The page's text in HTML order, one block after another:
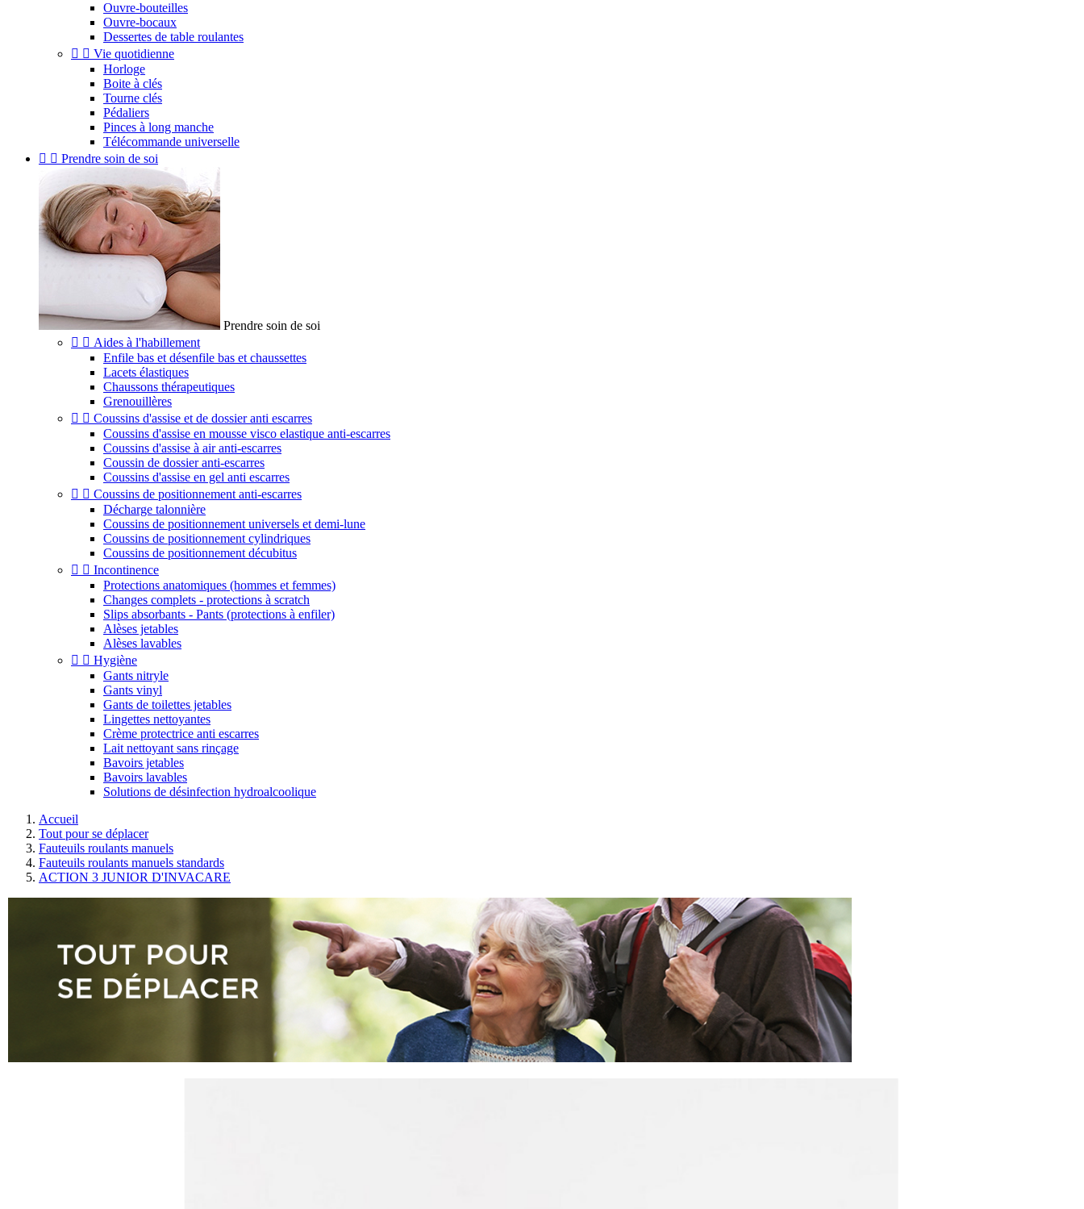
Ouvre-bouteilles
Ouvre-bocaux
Dessertes de table roulantes
  Vie quotidienne
Horloge
Boite à clés
Tourne clés
Pédaliers
Pinces à long manche
Télécommande universelle
  Prendre soin de soi
Prendre soin de soi
  Aides à l'habillement
Enfile bas et désenfile bas et chaussettes
Lacets élastiques
Chaussons thérapeutiques
Grenouillères
  Coussins d'assise et de dossier anti escarres
Coussins d'assise en mousse visco elastique anti-escarres
Coussins d'assise à air anti-escarres
Coussin de dossier anti-escarres
Coussins d'assise en gel anti escarres
  Coussins de positionnement anti-escarres
Décharge talonnière
Coussins de positionnement universels et demi-lune
Coussins de positionnement cylindriques
Coussins de positionnement décubitus
  Incontinence
Protections anatomiques (hommes et femmes)
Changes complets - protections à scratch
Slips absorbants - Pants (protections à enfiler)
Alèses jetables
Alèses lavables
  Hygiène
Gants nitryle
Gants vinyl
Gants de toilettes jetables
Lingettes nettoyantes
Crème protectrice anti escarres
Lait nettoyant sans rinçage
Bavoirs jetables
Bavoirs lavables
Solutions de désinfection hydroalcoolique
Accueil
Tout pour se déplacer
Fauteuils roulants manuels
Fauteuils roulants manuels standards
ACTION 3 JUNIOR D'INVACARE